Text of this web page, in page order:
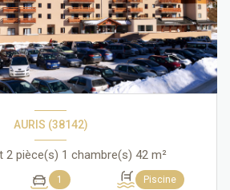
AURIS (38142)
Appartement 2 pièce(s) 1 chambre(s) 42 m²
1 Piscine